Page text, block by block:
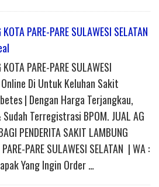
PARE-PARE SULAWESI SELATAN
PARE-PARE SULAWESI
Online Di Untuk Keluhan Sakit
| Dengan Harga Terjangkau,
Terregistrasi BPOM. JUAL AG
PENDERITA SAKIT LAMBUNG
PARE SULAWESI SELATAN | WA :
Yang Ingin Order …